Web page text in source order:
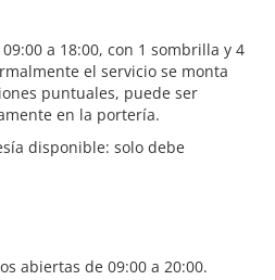
a 18:00, con 1 sombrilla y 4
el servicio se monta
puntuales, puede ser
en la portería.
disponible: solo debe
abiertas de 09:00 a 20:00.